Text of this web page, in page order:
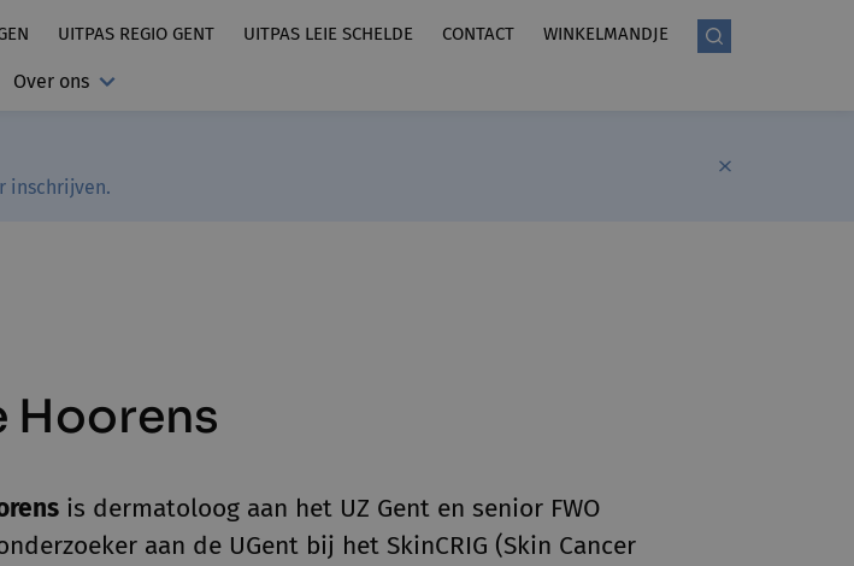
UITPAS REGIO GENT UITPAS LEIE SCHELDE CONTACT WINKELMANDJE
Over ons
inschrijven.
Hoorens
is dermatoloog aan het UZ Gent en senior FWO
aan de UGent bij het SkinCRIG (Skin Cancer